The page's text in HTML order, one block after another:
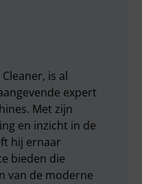
is al
expert
Met zijn
en inzicht in de
hij ernaar
bieden die
van de moderne